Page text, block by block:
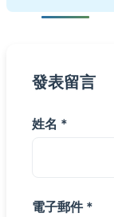
發表留言
姓名 *
電子郵件 *